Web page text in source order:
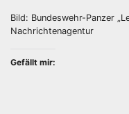
Bild: Bundeswehr-Panzer
Nachrichtenagentur
Gefällt mir: